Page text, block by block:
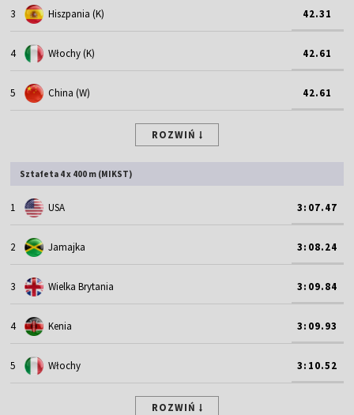
3 Hiszpania (K) 42.31
4 Włochy (K) 42.61
5 China (W) 42.61
ROZWIŃ
Sztafeta 4 x 400 m (MIKST)
1 USA 3:07.47
2 Jamajka 3:08.24
3 Wielka Brytania 3:09.84
4 Kenia 3:09.93
5 Włochy 3:10.52
ROZWIŃ